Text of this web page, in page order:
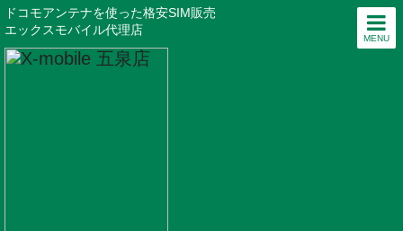
MENU
ドコモアンテナを使った格安SIM販売
エックスモバイル代理店